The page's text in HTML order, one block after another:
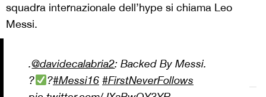
squadra internazionale dell’hype si chiama Leo
Messi.
.@davidecalabria2: Backed By Messi.
?
?#Messi16 #FirstNeverFollows